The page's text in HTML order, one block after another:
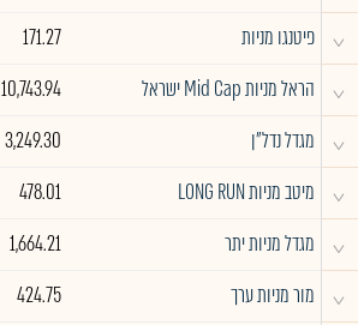
^ פיטנגו מניות 171.27
^ הראל מניות Mid Cap ישראל 10,743.94
^ מגדל נדל"ן 3,249.30
^ מיטב מניות LONG RUN 478.01
^ מגדל מניות יתר 1,664.21
^ מור מניות ערך 424.75